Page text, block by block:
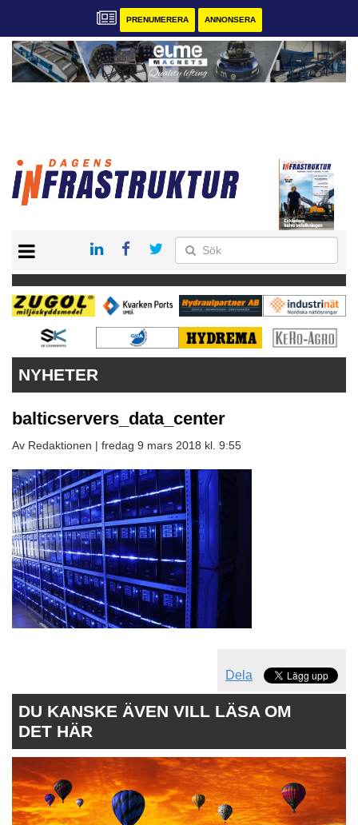
PRENUMERERA ANNONSERA
KONTAKT
VÅRA ANDRA MAGASIN
PRENUMERERA
ANNONSERA
NYHETER
balticservers_data_center
Av Redaktionen | fredag 9 mars 2018 kl. 9:55
Dela
DU KANSKE ÄVEN VILL LÄSA OM
DET HÄR